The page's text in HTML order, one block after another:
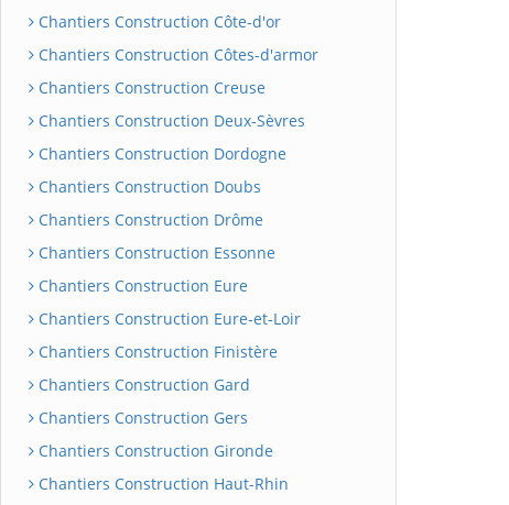
Chantiers Construction Côte-d'or
Chantiers Construction Côtes-d'armor
Chantiers Construction Creuse
Chantiers Construction Deux-Sèvres
Chantiers Construction Dordogne
Chantiers Construction Doubs
Chantiers Construction Drôme
Chantiers Construction Essonne
Chantiers Construction Eure
Chantiers Construction Eure-et-Loir
Chantiers Construction Finistère
Chantiers Construction Gard
Chantiers Construction Gers
Chantiers Construction Gironde
Chantiers Construction Haut-Rhin